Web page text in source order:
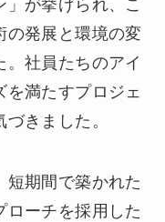
」が挙げられ、こ
の発展と環境の変
社員たちのアイ
満たすプロジェ
きました。
短期間で築かれた
ローチを採用した